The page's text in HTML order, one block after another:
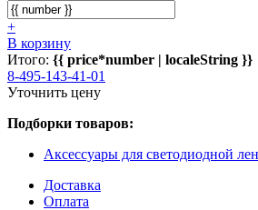
+
В корзину
Итого: {{ price*number | localeString }}
8-495-143-41-01
Уточнить цену
Подборки товаров:
Аксессуары для светодиодной
Доставка
Оплата